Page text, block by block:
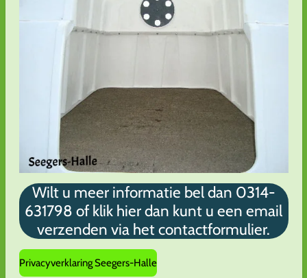
Wilt u meer informatie bel dan 0314-
631798 of klik hier dan kunt u een email
verzenden via het contactformulier.
Privacyverklaring Seegers-Halle